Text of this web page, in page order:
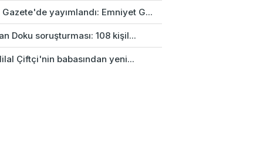
Gazete'de yayımlandı: Emniyet G...
Doku soruşturması: 108 kişil...
Çiftçi'nin babasından yeni...